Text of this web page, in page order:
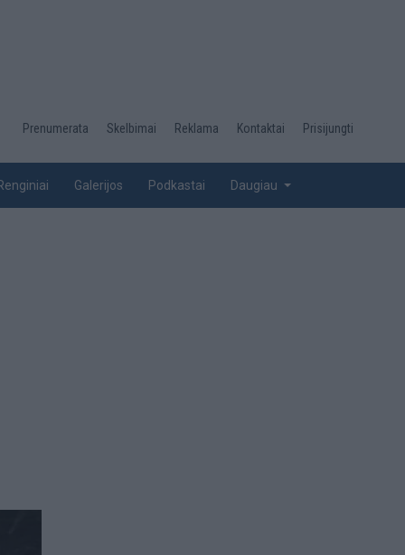
Desktop
top
Prenumerata Skelbimai Reklama Kontaktai Prisijungti
Galerijos Podkastai Daugiau